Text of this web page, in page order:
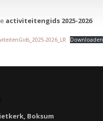
activiteitengids 2025-2026
2026_LR Downloaden
Boksum